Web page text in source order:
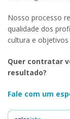
Nosso processo
qualidade dos
cultura e
Quer contratar
resultado?
Fale com um